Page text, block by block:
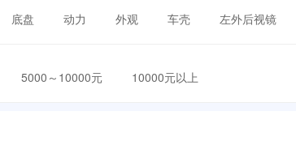
底盘 动力 外观 车壳 左外后视镜
5000～10000元 10000元以上